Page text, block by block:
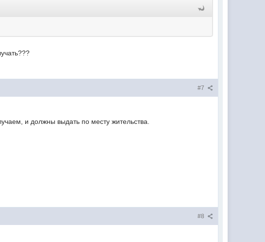
#7
и должны выдать по месту жительства.
#8